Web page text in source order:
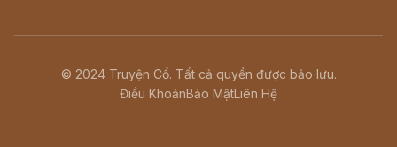
© 2024 Truyện Cổ. Tất cả quyền được bảo lưu.
Điều KhoảnBảo MậtLiên Hệ